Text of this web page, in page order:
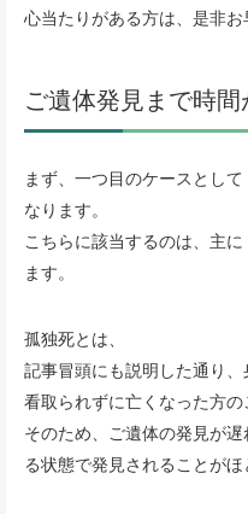
心当たりがある方は、是非お
ご遺体発見まで時
まず、一つ目のケースとし
なります。
こちらに該当するのは、主
ます。
孤独死とは、
記事冒頭にも説明した通り
看取られずに亡くなった方の
そのため、ご遺体の発見が
る状態で発見されることがほ